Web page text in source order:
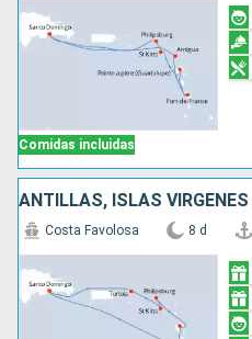
Comidas incluidas
ANTILLAS, ISLAS VÍRGENES
Costa Favolosa 8 d